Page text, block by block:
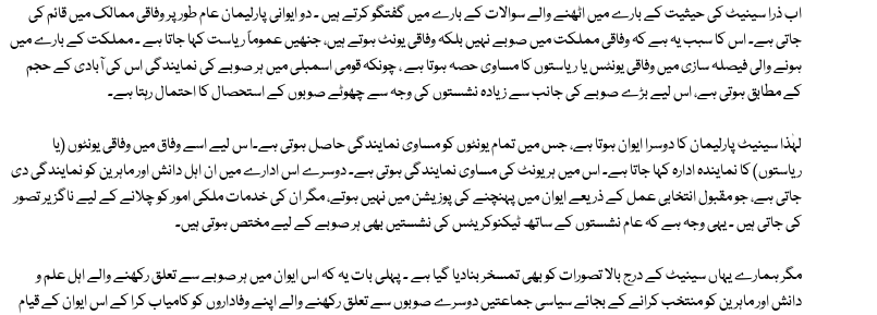
اب ذرا سینیٹ کی حیثیت کے بارے میں اٹھنے والے سوالات کے بارے میں گفتگو کرتے ہیں ۔ دو ایوانی پارلیمان عام طورپر وفاقی ممالک میں قائم کی
جاتی ہے۔ اس کا سبب یہ ہے کہ وفاقی مملکت میں صوبے نہیں بلکہ وفاقی یونٹ ہوتے ہیں، جنھیں عموماً ریاست کہا جاتا ہے ۔ مملکت کے بارے میں
ہونے والی فیصلہ سازی میں وفاقی یونٹس یا ریاستوں کا مساوی حصہ ہوتا ہے ، چونکہ قومی اسمبلی میں ہر صوبے کی نمایندگی اس کی آبادی کے حجم
کے مطابق ہوتی ہے، اس لیے بڑے صوبے کی جانب سے زیادہ نشستوں کی وجہ سے چھوٹے صوبوں کے استحصال کا احتمال رہتا ہے۔
لہٰذا سینیٹ پارلیمان کا دوسرا ایوان ہوتا ہے، جس میں تمام یونٹوں کو مساوی نمایندگی حاصل ہوتی ہے۔ا س لیے اسے وفاق میں وفاقی یونٹوں (یا
ریاستوں) کا نمایندہ ادارہ کہا جاتا ہے۔ اس میں ہر یونٹ کی مساوی نمایندگی ہوتی ہے۔ دوسرے اس ادارے میں ان اہل دانش اور ماہرین کو نمایندگی دی
جاتی ہے، جو مقبول انتخابی عمل کے ذریعے ایوان میں پہنچنے کی پوزیشن میں نہیں ہوتے، مگر ان کی خدمات ملکی امور کو چلانے کے لیے ناگزیر تصور
کی جاتی ہیں ۔ یہی وجہ ہے کہ عام نشستوں کے ساتھ ٹیکنوکریٹس کی نشستیں بھی ہر صوبے کے لیے مختص ہوتی ہیں۔
مگر ہمارے یہاں سینیٹ کے درج بالا تصورات کو بھی تمسخر بنادیا گیا ہے ۔ پہلی بات یہ کہ اس ایوان میں ہر صوبے سے تعلق رکھنے والے اہل علم و
دانش اور ماہرین کو منتخب کرانے کے بجائے سیاسی جماعتیں دوسرے صوبوں سے تعلق رکھنے والے اپنے وفاداروں کو کامیاب کرا کے اس ایوان کے قیام